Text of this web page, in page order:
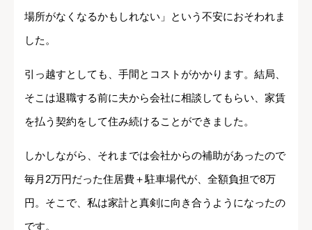
場所がなくなるかもしれない」という不安におそわれま
した。
引っ越すとしても、手間とコストがかかります。結局、
そこは退職する前に夫から会社に相談してもらい、家賃
を払う契約をして住み続けることができました。
しかしながら、それまでは会社からの補助があったので
毎月2万円だった住居費＋駐車場代が、全額負担で8万
円。そこで、私は家計と真剣に向き合うようになったの
です。